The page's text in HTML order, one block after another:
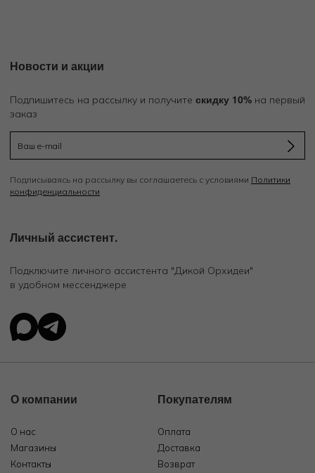
Новости и акции
Подпишитесь на рассылку и получите скидку 10% на первый
заказ
Подписываясь на рассылку вы соглашаетесь с условиями Политики
конфиденциальности
Личный ассистент.
Подключите личного ассистента "Дикой Орхидеи"
в удобном мессенджере
О компании
О нас
Магазины
Контакты
Покупателям
Оплата
Доставка
Возврат